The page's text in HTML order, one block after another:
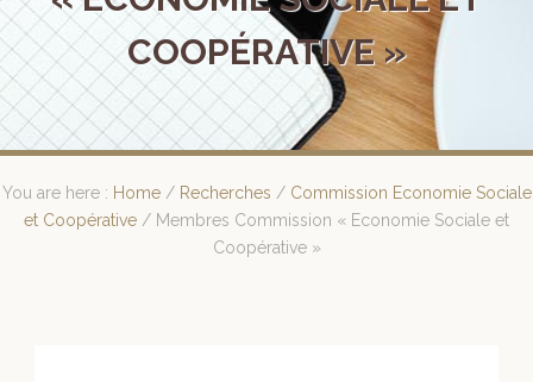
COOPÉRATIVE »
You are here : Home/ Recherches / Commission Economie Sociale
et Coopérative / Membres Commission « Economie Sociale et
Coopérative »